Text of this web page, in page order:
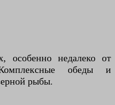
особенно недалеко от
обеды и
рыбы.